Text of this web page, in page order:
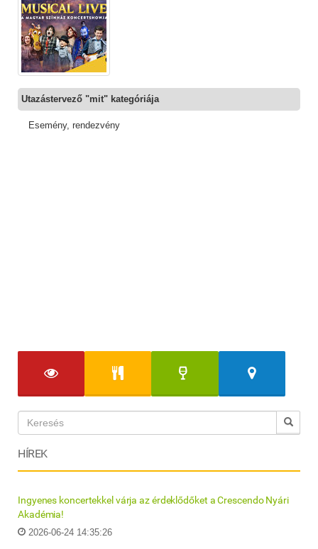
Utazástervező "mit" kategóriája
Esemény, rendezvény
HÍREK
Ingyenes koncertekkel várja az érdeklődőket a Crescendo Nyári
Akadémia!
2026-06-24 14:35:26